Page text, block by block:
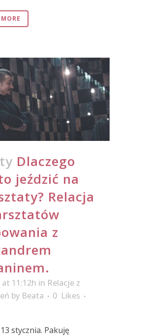
Dlaczego
jeździć na
Relacja
z
11:12h in Relacje z
by Beata 0 Likes
stycznia. Pakuję